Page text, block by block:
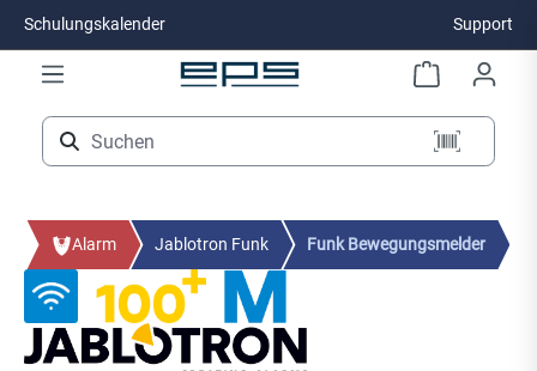
Zum Hauptinhalt springen
Schulungskalender Support
Alarm Jablotron Funk Funk Bewegungsmelder